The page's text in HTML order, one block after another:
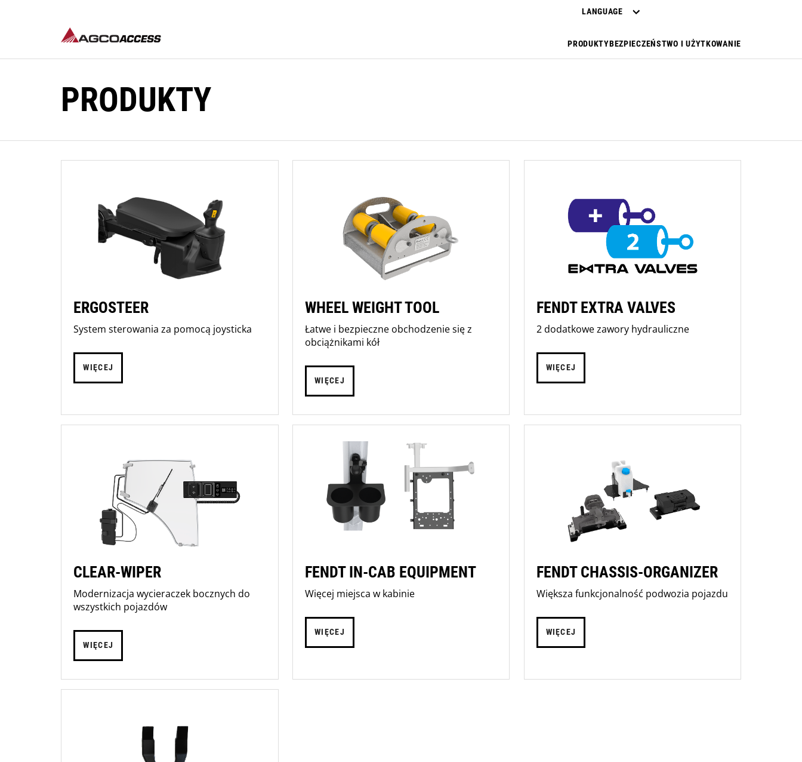
LANGUAGE
PRODUKTYBEZPIECZEŃSTWO I UŻYTKOWANIE
PRODUKTY
ERGOSTEER
System sterowania za pomocą joysticka
WIĘCEJ
WHEEL WEIGHT TOOL
Łatwe i bezpieczne obchodzenie się z
obciążnikami kół
WIĘCEJ
FENDT EXTRA VALVES
2 dodatkowe zawory hydrauliczne
WIĘCEJ
CLEAR-WIPER
Modernizacja wycieraczek bocznych do
wszystkich pojazdów
WIĘCEJ
FENDT IN-CAB EQUIPMENT
Więcej miejsca w kabinie
WIĘCEJ
FENDT CHASSIS-ORGANIZER
Większa funkcjonalność podwozia pojazdu
WIĘCEJ